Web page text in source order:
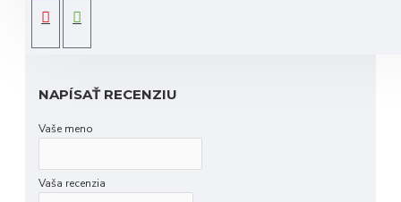
putter
velúrom podšité vrecko na cennosti a široké
otváracie vrecko na loptičky s dvojitými zipsami
HODNOTENIE
NAPÍSAŤ RECENZIU
Vaše meno
Vaša recenzia